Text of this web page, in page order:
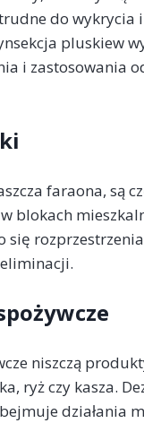
do wykrycia
pluskiew
i zastosowania
faraona, są
blokach
się
niszczą
ryż czy kasza.
działania